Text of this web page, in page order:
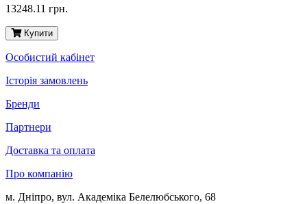
13248.11 грн.
Купити
Особистий кабінет
Історія замовлень
Бренди
Партнери
Доставка та оплата
Про компанію
м. Дніпро, вул. Академіка Белелюбського, 68